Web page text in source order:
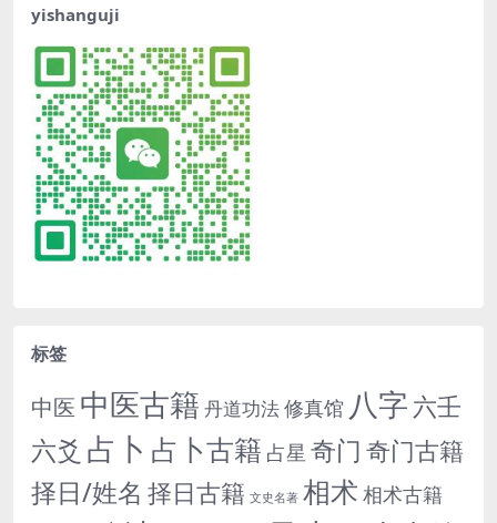
yishanguji
标签
中医 中医古籍 丹道功法修真馆 八字 六壬
六爻 占卜 占卜古籍 占星 奇门 奇门古籍
择日/姓名 择日古籍 文史名著 相术 相术古籍